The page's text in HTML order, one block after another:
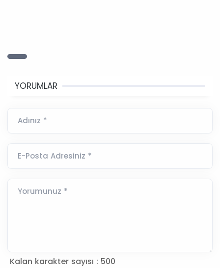
YORUMLAR
Adınız *
E-Posta Adresiniz *
Kalan karakter sayısı : 500
Yorumunuz *